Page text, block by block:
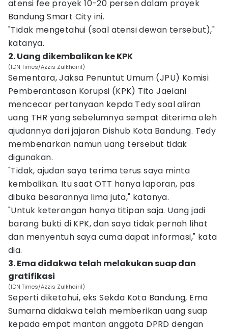
atensi fee proyek 10-20 persen dalam proyek
Bandung Smart City ini.
"Tidak mengetahui (soal atensi dewan tersebut),"
katanya.
2. Uang dikembalikan ke KPK
(IDN Times/Azzis Zulkhairil)
Sementara, Jaksa Penuntut Umum (JPU) Komisi
Pemberantasan Korupsi (KPK) Tito Jaelani
mencecar pertanyaan kepda Tedy soal aliran
uang THR yang sebelumnya sempat diterima oleh
ajudannya dari jajaran Dishub Kota Bandung. Tedy
membenarkan namun uang tersebut tidak
digunakan.
"Tidak, ajudan saya terima terus saya minta
kembalikan. Itu saat OTT hanya laporan, pas
dibuka besarannya lima juta," katanya.
"Untuk keterangan hanya titipan saja. Uang jadi
barang bukti di KPK, dan saya tidak pernah lihat
dan menyentuh saya cuma dapat informasi," kata
dia.
3. Ema didakwa telah melakukan suap dan
gratifikasi
(IDN Times/Azzis Zulkhairil)
Seperti diketahui, eks Sekda Kota Bandung, Ema
Sumarna didakwa telah memberikan uang suap
kepada empat mantan anggota DPRD dengan